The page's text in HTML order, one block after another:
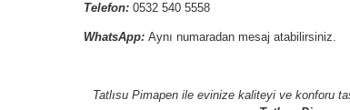
Telefon: 0532 540 5558
WhatsApp: Aynı numaradan mesaj atabilirsiniz.
Tatlısu Pimapen ile evinize kaliteyi ve konforu